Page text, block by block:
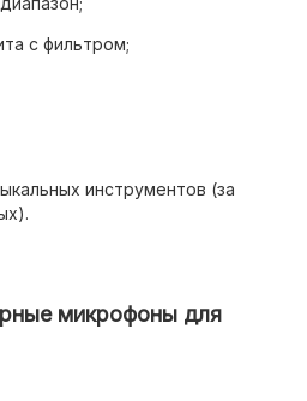
с фильтром;
механических шумов;
XLR.
инструментов (за
микрофоны для